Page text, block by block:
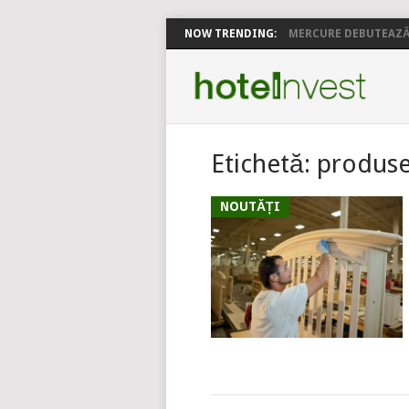
NOW TRENDING: MERCURE
Etichetă:
NOUTĂȚI